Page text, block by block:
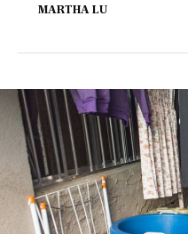
MARTHA LU